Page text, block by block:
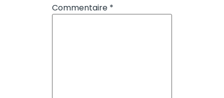
Commentaire *